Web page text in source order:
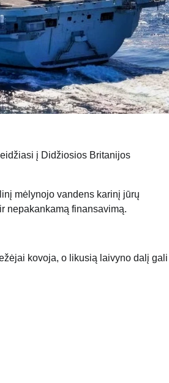
į Didžiosios Britanijos
mėlynojo vandens karinį jūrų
nepakankamą finansavimą.
kovoja, o likusią laivyno dalį gali